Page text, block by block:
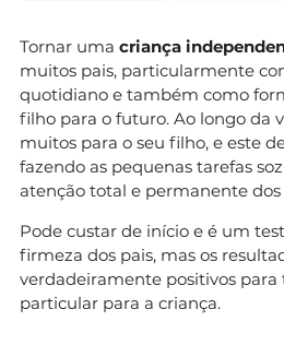
Tornar uma criança
muitos pais, particularmente
quotidiano e também como
filho para o futuro. Ao longo da
muitos para o seu filho, e este
fazendo as pequenas tarefas
atenção total e permanente dos
Pode custar de início e é um
firmeza dos pais, mas os
verdadeiramente positivos para
particular para a criança.